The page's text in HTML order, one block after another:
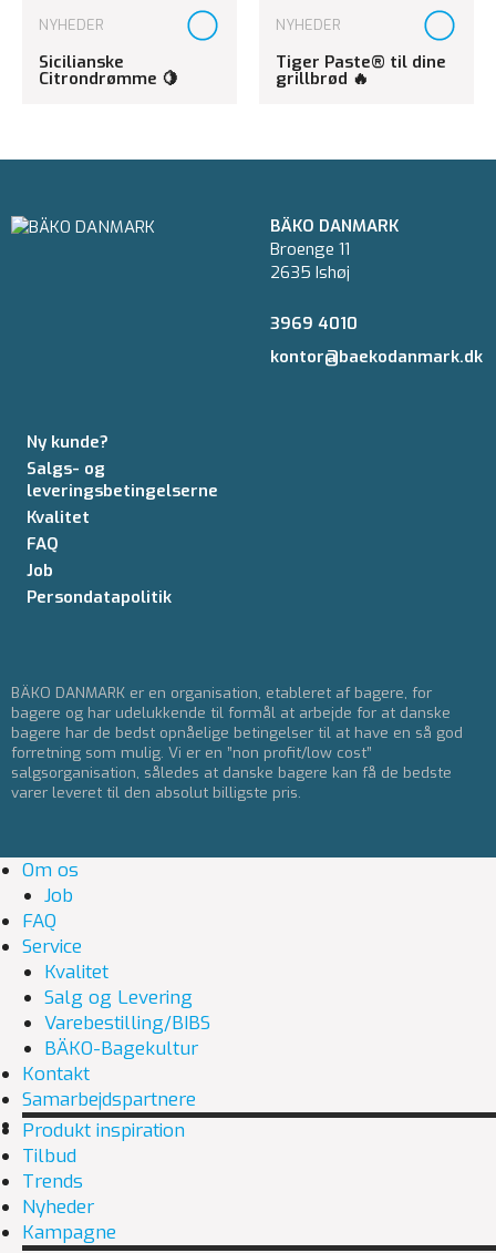
NYHEDER
Sicilianske
Citrondrømme 🍋
NYHEDER
Tiger Paste® til dine
grillbrød 🔥
BÄKO DANMARK
Broenge 11
2635 Ishøj
3969 4010
kontor@baekodanmark.dk
Ny kunde?
Salgs- og
leveringsbetingelserne
Kvalitet
FAQ
Job
Persondatapolitik
BÄKO DANMARK er en organisation, etableret af bagere, for
bagere og har udelukkende til formål at arbejde for at danske
bagere har de bedst opnåelige betingelser til at have en så god
forretning som mulig. Vi er en ”non profit/low cost”
salgsorganisation, således at danske bagere kan få de bedste
varer leveret til den absolut billigste pris.
Om os
Job
FAQ
Service
Kvalitet
Salg og Levering
Varebestilling/BIBS
BÄKO-Bagekultur
Kontakt
Samarbejdspartnere
Produkt inspiration
Tilbud
Trends
Nyheder
Kampagne